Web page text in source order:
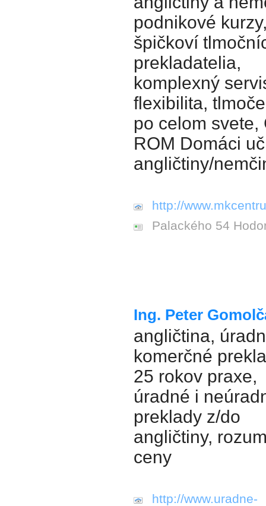
podnikové
špičkoví
prekladatelia,
komplexný
flexibilita,
po celom svete,
ROM Domáci
angličtiny/
http://
Palackého 54
Ing. Peter
angličtina,
komerčné
25 rokov praxe,
úradné i
preklady z/do
angličtiny,
ceny
http://www.uradne-